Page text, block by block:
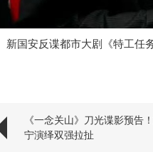
新国安反谍都市大剧《特工任
《一念关山》刀光谍影预告
宁演绎双强拉扯